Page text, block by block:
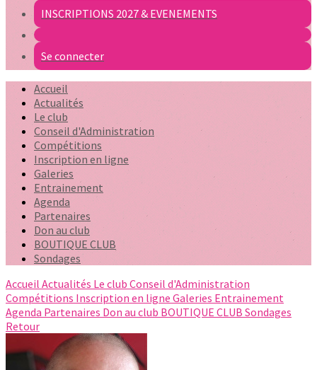
INSCRIPTIONS 2027 & EVENEMENTS
Se connecter
Accueil
Actualités
Le club
Conseil d'Administration
Compétitions
Inscription en ligne
Galeries
Entrainement
Agenda
Partenaires
Don au club
BOUTIQUE CLUB
Sondages
Accueil Actualités Le club Conseil d'Administration
Compétitions Inscription en ligne Galeries Entrainement
Agenda Partenaires Don au club BOUTIQUE CLUB Sondages
Retour